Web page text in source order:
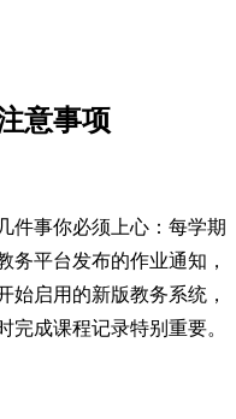
意事项
件事你必须上心：每学期
务平台发布的作业通知，
始启用的新版教务系统，
完成课程记录特别重要。